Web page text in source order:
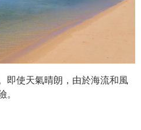
即使天氣晴朗，由於海流和風